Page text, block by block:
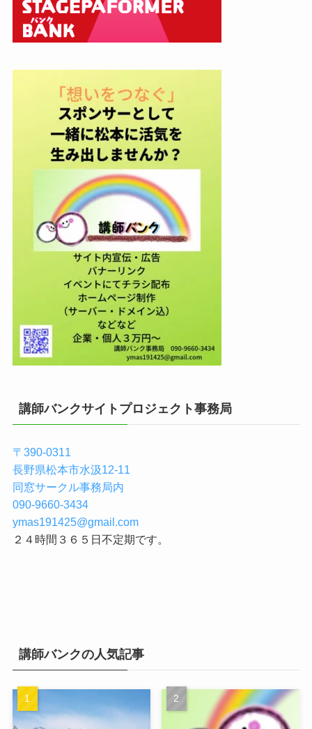
講師バンクサイトプロジェクト事務局
〒390-0311
長野県松本市水汲12-11
同窓サークル事務局内
090-9660-3434
ymas191425@gmail.com
２４時間３６５日不定期です。
講師バンクの人気記事